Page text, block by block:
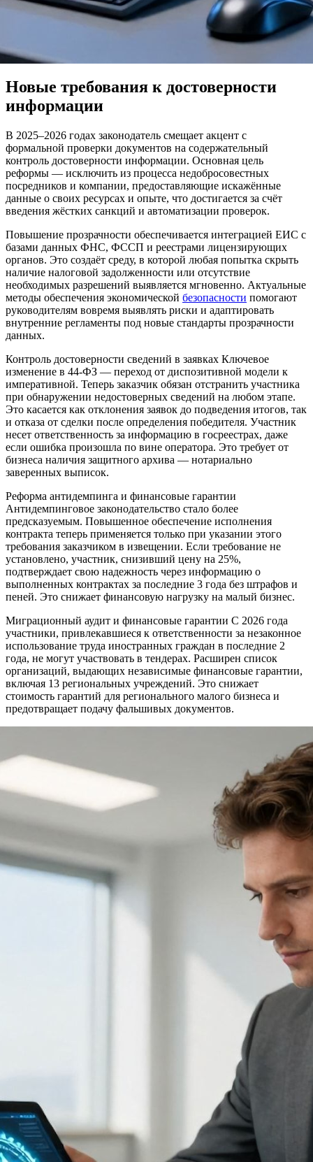
Новые требования к достоверности
информации
В 2025–2026 годах законодатель смещает акцент с
формальной проверки документов на содержательный
контроль достоверности информации. Основная цель
реформы — исключить из процесса недобросовестных
посредников и компании, предоставляющие искажённые
данные о своих ресурсах и опыте, что достигается за счёт
введения жёстких санкций и автоматизации проверок.
Повышение прозрачности обеспечивается интеграцией ЕИС с
базами данных ФНС, ФССП и реестрами лицензирующих
органов. Это создаёт среду, в которой любая попытка скрыть
наличие налоговой задолженности или отсутствие
необходимых разрешений выявляется мгновенно. Актуальные
методы обеспечения экономической безопасности помогают
руководителям вовремя выявлять риски и адаптировать
внутренние регламенты под новые стандарты прозрачности
данных.
Контроль достоверности сведений в заявках Ключевое
изменение в 44-ФЗ — переход от диспозитивной модели к
императивной. Теперь заказчик обязан отстранить участника
при обнаружении недостоверных сведений на любом этапе.
Это касается как отклонения заявок до подведения итогов, так
и отказа от сделки после определения победителя. Участник
несет ответственность за информацию в госреестрах, даже
если ошибка произошла по вине оператора. Это требует от
бизнеса наличия защитного архива — нотариально
заверенных выписок.
Реформа антидемпинга и финансовые гарантии
Антидемпинговое законодательство стало более
предсказуемым. Повышенное обеспечение исполнения
контракта теперь применяется только при указании этого
требования заказчиком в извещении. Если требование не
установлено, участник, снизивший цену на 25%,
подтверждает свою надежность через информацию о
выполненных контрактах за последние 3 года без штрафов и
пеней. Это снижает финансовую нагрузку на малый бизнес.
Миграционный аудит и финансовые гарантии С 2026 года
участники, привлекавшиеся к ответственности за незаконное
использование труда иностранных граждан в последние 2
года, не могут участвовать в тендерах. Расширен список
организаций, выдающих независимые финансовые гарантии,
включая 13 региональных учреждений. Это снижает
стоимость гарантий для регионального малого бизнеса и
предотвращает подачу фальшивых документов.